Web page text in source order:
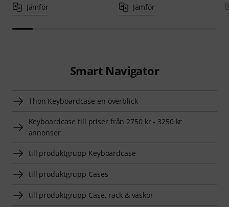
Jämför Jämför
Smart Navigator
Thon Keyboardcase en överblick
Keyboardcase till priser från 2750 kr - 3250 kr
annonser
till produktgrupp Keyboardcase
till produktgrupp Cases
till produktgrupp Case, rack & väskor